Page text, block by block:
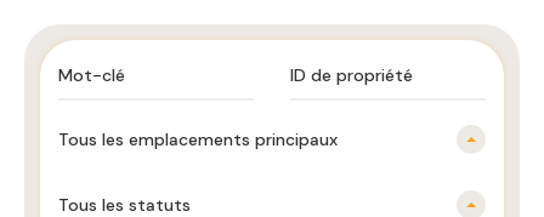
Tous les emplacements principaux
Tous les statuts